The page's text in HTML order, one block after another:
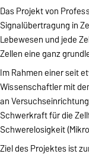
Das Projekt von
Signalübertragung in
Lebewesen und jede
Zellen eine ganz
Im Rahmen einer seit
Wissenschaftler mit
an
Schwerkraft für die
Schwerelosigkeit
Ziel des Projektes ist